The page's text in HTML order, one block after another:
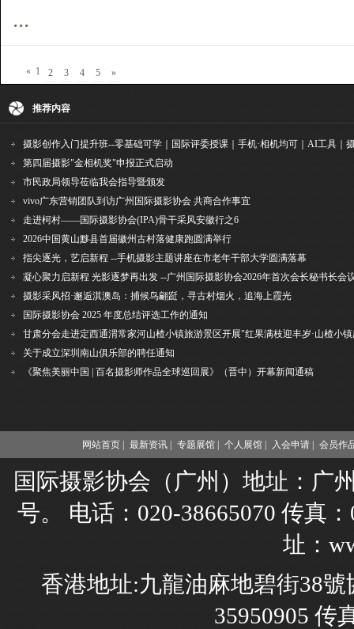
...
« 1 2 3 4 5 »
推荐内容
第四届摄影"金相机奖"申报正式启动
市民政局领导莅临我会指导暨颁发
vivo广东营销团队到访广州国际摄影协会 共商合作事宜
走进柯村——国际摄影协会(IPA)骨干采风安徽行之6
2026中国黄山黟县首届徽州古村落健康跑圆满举行
指尖逐光，艺启新程 --手机摄影主题讲座在市老年干部大学圆满落幕
凝心聚力启新程 光影逐梦再出发 --广州国际摄影协会2026年首次会长秘书长会
摄影采风招·邂逅淇澳岛：捕候鸟翩跹，寻古村烟火，追海上霞光
国际摄影协会 2025 年度总结评选工作的通知
关于成立深圳南山俱乐部的聘任通知
《聚焦美丽中国 | 百名摄影师作品全球巡回展》（晋中）开幕新闻通稿
网站首页 | 最新资讯 | 专题展馆 | 个人展馆 | 入会申请 | 会员作
国际摄影协会（广州）地址：广
号。 电话：020-38665070 传真
址：
香港地址:九龍油麻地碧街38
35950905 传